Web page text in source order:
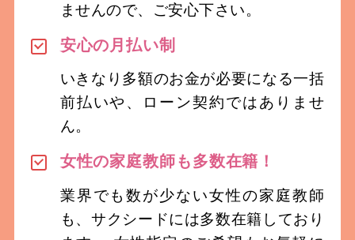
ませんので、ご安心下さい。
安心の月払い制
いきなり多額のお金が必要になる一括
前払いや、ローン契約ではありませ
ん。
女性の家庭教師も多数在籍！
業界でも数が少ない女性の家庭教師
も、サクシードには多数在籍しており